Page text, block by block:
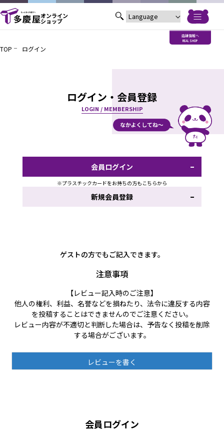
オンライン
ショップ
店舗情報へ
REAL SHOP
TOP ログイン
ログイン・会員登録
LOGIN / MEMBERSHIP
会員ログイン
※プラスチックカードをお持ちの方もこちらから
新規会員登録
ゲストの方でもご記入できます。
注意事項
【レビュー記入時のご注意】
他人の権利、利益、名誉などを損ねたり、法令に違反する内容
を投稿することはできませんのでご注意ください。
レビュー内容が不適切と判断した場合は、予告なく投稿を削除
する場合がございます。
レビューを書く
会員ログイン